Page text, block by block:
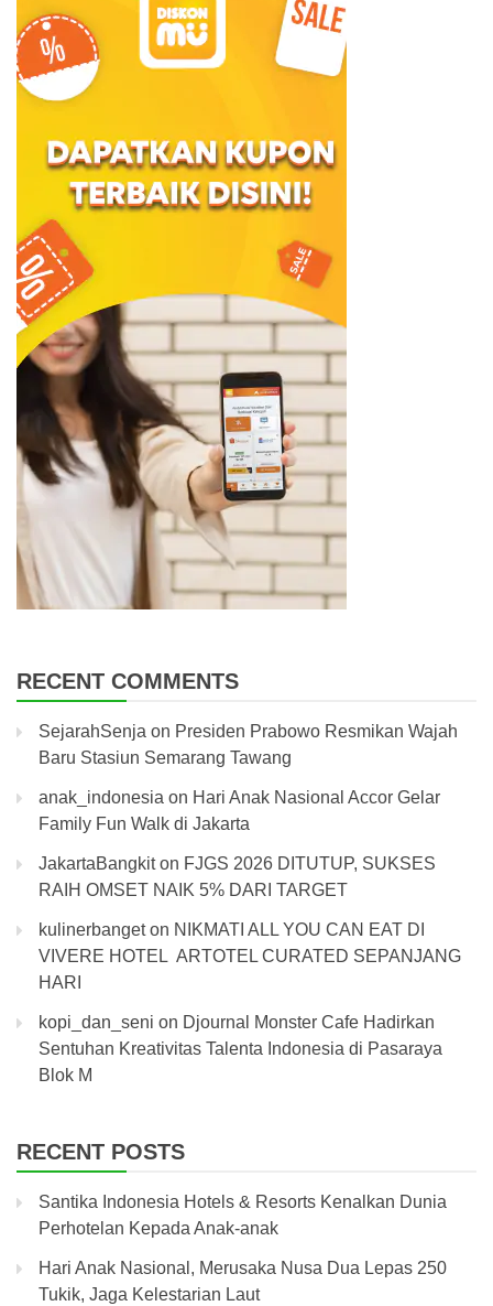
RECENT COMMENTS
SejarahSenja on Presiden Prabowo Resmikan Wajah
Baru Stasiun Semarang Tawang
anak_indonesia on Hari Anak Nasional Accor Gelar
Family Fun Walk di Jakarta
JakartaBangkiton FJGS 2026 DITUTUP, SUKSES
RAIH OMSET NAIK 5% DARI TARGET
kulinerbangeton NIKMATI ALL YOU CAN EAT DI
VIVERE HOTEL ARTOTEL CURATED SEPANJANG
HARI
kopi_dan_seni on Djournal Monster Cafe Hadirkan
Sentuhan Kreativitas Talenta Indonesia di Pasaraya
Blok M
RECENT POSTS
Santika Indonesia Hotels & Resorts Kenalkan Dunia
Perhotelan Kepada Anak-anak
Hari Anak Nasional, Merusaka Nusa Dua Lepas 250
Tukik, Jaga Kelestarian Laut